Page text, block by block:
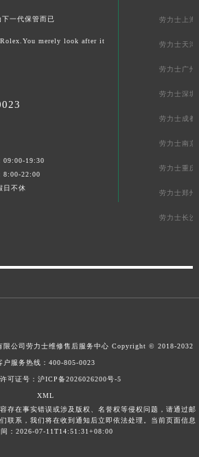
一代保管而已
merely look after it
09:00-19:30
8:00-22:00
日不休
劳力士上海
劳力士天津
劳力士广州
劳力士深圳
劳力士成都
劳力士南京
劳力士重庆
劳力士郑州
劳力士长沙
限公司 劳力士维修售后服务中心 Copyright © 2018-2032
户服务热线： 400-805-0023
可证号：沪ICP备2026026200号-5
XML
存在事实错误或涉及版权、名誉权等侵权问题，请通过邮
联系，我们将在收到通知后立即依法处理。当前页面信息
：2026-07-11T14:51:31+08:00